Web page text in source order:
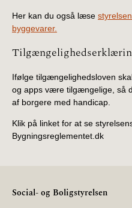
BR18 (1/7-31/12
2018)
BR18 (1/1-30/6
2018)
BR15 (2015-2018)
Tidligere BR (1961-
Her kan du også læse
byggevarer.
Ifølge tilgængelighedsloven
og apps være tilgængelige, så
af borgere med handicap.
Klik på linket for at se
Bygningsreglementet.dk
Social- og Boligstyrelsen